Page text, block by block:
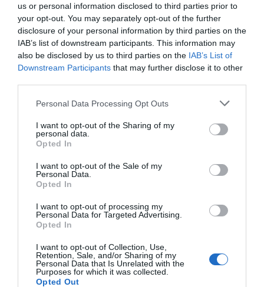
us or personal information disclosed to third parties prior to
your opt-out. You may separately opt-out of the further
disclosure of your personal information by third parties on the
IAB’s list of downstream participants. This information may
also be disclosed by us to third parties on the IAB’s List of
Downstream Participants that may further disclose it to other
Personal Data Processing Opt Outs
I want to opt-out of the Sharing of my
personal data.
Opted In
I want to opt-out of the Sale of my
Personal Data.
Opted In
I want to opt-out of processing my
Personal Data for Targeted Advertising.
Opted In
I want to opt-out of Collection, Use,
Retention, Sale, and/or Sharing of my
Personal Data that Is Unrelated with the
Purposes for which it was collected.
Opted Out
Jabier Izquierdo
La ayuda al descenso más ‘pobre’ en LaLiga: 26,4